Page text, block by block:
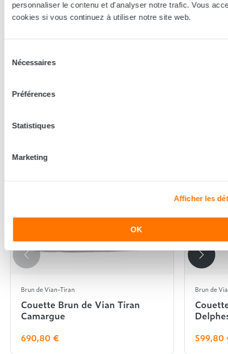
personnaliser le contenu et d'analyser notre trafic. Vous
cookies si vous continuez à utiliser notre site web.
Nécessaires
Préférences
Statistiques
Marketing
Afficher les
OK
sommeil...
En complément de ce produit
Brun de Vian-Tiran
Couette Brun de Vian Tiran
Camargue
690,80 €
Brun de
599,80